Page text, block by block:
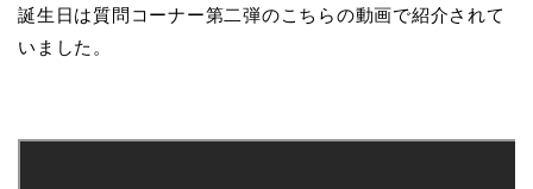
誕生日は質問コーナー第二弾のこちらの動画で紹介されて
いました。